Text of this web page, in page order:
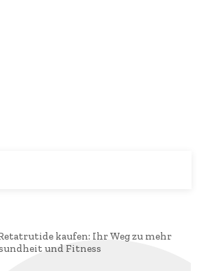
kaufen: Ihr Weg zu mehr
und Fitness